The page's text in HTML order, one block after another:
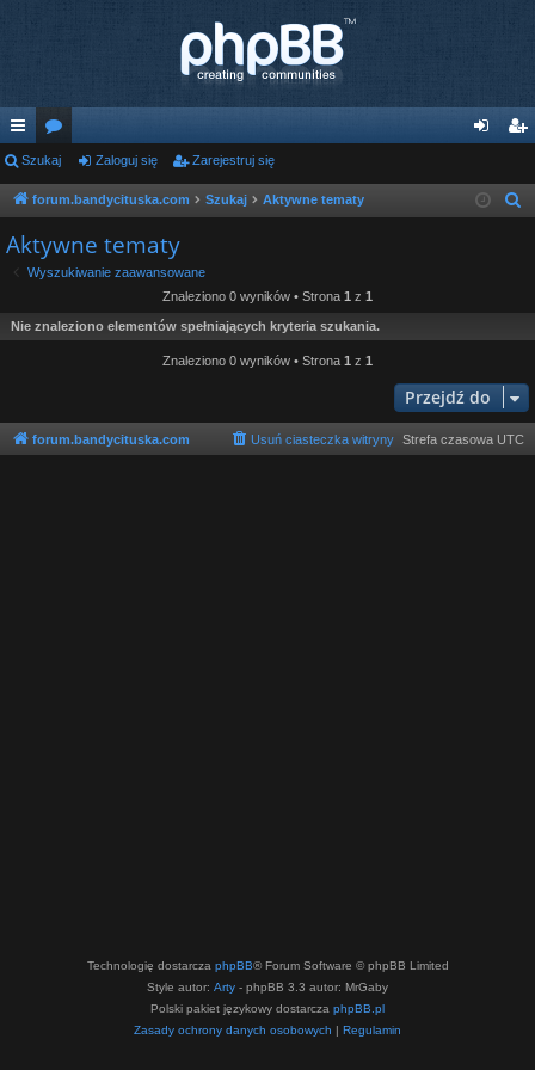
ię
ce
j
…
or
a og ej
si
Szukaj Zaloguj się Zarejestruj się
forum.bandycituska.com Szukaj Aktywne tematy
Aktywne tematy
Wyszukiwanie zaawansowane
Znaleziono 0 wyników • Strona 1 z 1
Nie znaleziono elementów spełniających kryteria szukania.
Znaleziono 0 wyników • Strona 1 z 1
Przejdź do
forum.bandycituska.com Strefa czasowa UTC
Usuń ciasteczka witryny
Technologię dostarcza phpBB® Forum Software © phpBB Limited
Style autor: Arty - phpBB 3.3 autor: MrGaby
Polski pakiet językowy dostarcza phpBB.pl
Zasady ochrony danych osobowych | Regulamin